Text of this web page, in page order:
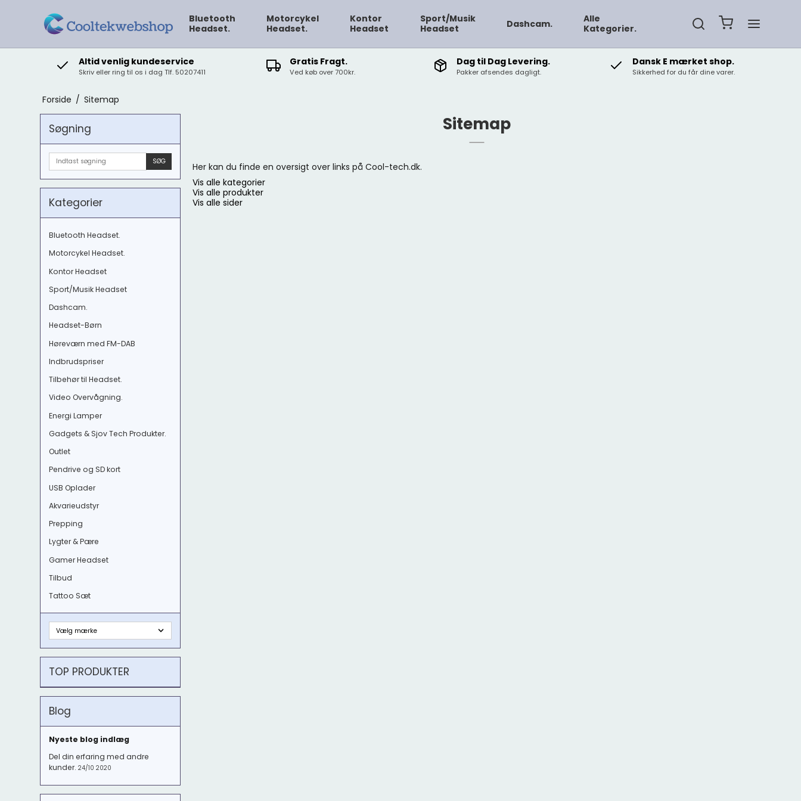
Bluetooth
Headset.
Motorcykel
Headset.
Kontor
Headset
Sport/Musik
Headset
Dashcam.
Alle
Kategorier.
Altid venlig kundeservice
Skriv eller ring til os i dag Tlf. 50207411
Gratis Fragt.
Ved køb over 700kr.
Dag til Dag Levering.
Pakker afsendes dagligt.
Dansk E mærket shop.
Sikkerhed for du får dine varer.
Forside / Sitemap
Søgning
SØG
Kategorier
Bluetooth Headset.
Motorcykel Headset.
Kontor Headset
Sport/Musik Headset
Dashcam.
Headset-Børn
Høreværn med FM-DAB
Indbrudspriser
Tilbehør til Headset.
Video Overvågning.
Energi Lamper
Gadgets & Sjov Tech Produkter.
Outlet
Pendrive og SD kort
USB Oplader
Akvarieudstyr
Prepping
Lygter & Pære
Gamer Headset
Tilbud
Tattoo Sæt
TOP PRODUKTER
Blog
Nyeste blog indlæg
Del din erfaring med andre
kunder. 24/10 2020
Sitemap
Her kan du finde en oversigt over links på Cool-tech.dk.
Vis alle kategorier
Vis alle produkter
Vis alle sider